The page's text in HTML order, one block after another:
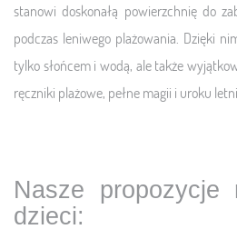
stanowi doskonałą powierzchnię do
podczas leniwego plażowania. Dzięki
tylko słońcem i wodą, ale także
ręczniki plażowe, pełne magii i uroku
Nasze propozycje
dzieci: